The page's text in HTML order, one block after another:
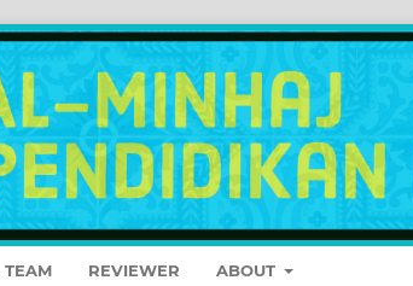
TEAM REVIEWER ABOUT